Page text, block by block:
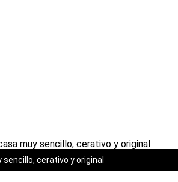
cerativo y original